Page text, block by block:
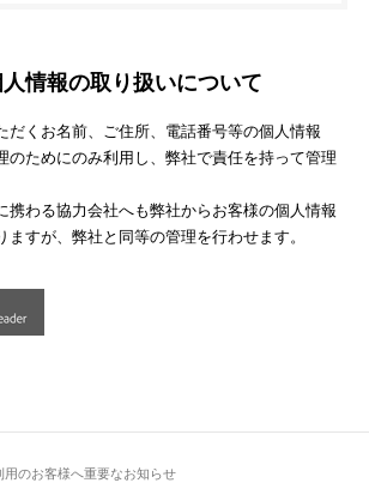
用のお客様へ重要なお知らせ
情報の取り扱いについて
だくお名前、ご住所、電話番号等の個人情報
のためにのみ利用し、弊社で責任を持って管理
携わる協力会社へも弊社からお客様の個人情報
ますが、弊社と同等の管理を行わせます。